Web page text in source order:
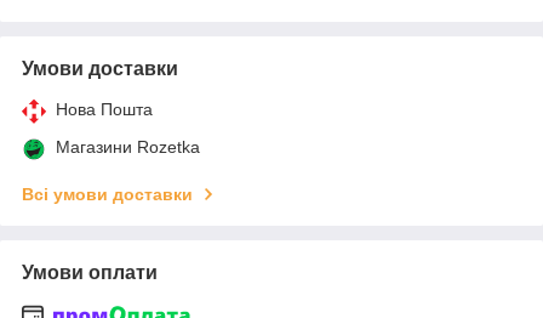
Умови доставки
Нова Пошта
Магазини Rozetka
Всі умови доставки
Умови оплати